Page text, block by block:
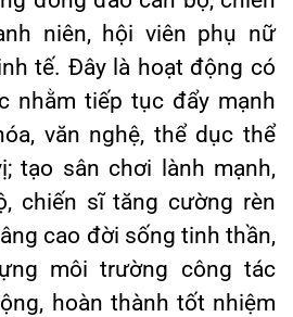
niên, hội viên phụ nữ
tế. Đây là hoạt động có
nhằm tiếp tục đẩy mạnh
văn nghệ, thể dục thể
tạo sân chơi lành mạnh,
chiến sĩ tăng cường rèn
cao đời sống tinh thần,
môi trường công tác
hoàn thành tốt nhiệm